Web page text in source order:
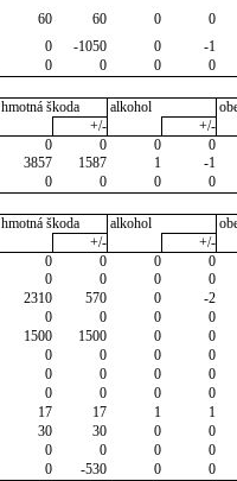
60 60 0 0
0 -1050 0 -1
0 0 0 0
hmotná škoda alkohol
+/- +/-
0 0 0 0
3857 1587 1 -1
0 0 0 0
hmotná škoda alkohol
+/- +/-
0 0 0 0
0 0 0 0
2310 570 0 -2
0 0 0 0
1500 1500 0 0
0 0 0 0
0 0 0 0
0 0 0 0
17 17 1 1
30 30 0 0
0 0 0 0
0 -530 0 0